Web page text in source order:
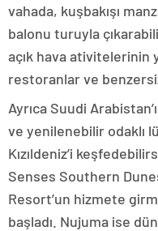
vahada, kuşbakışı
balonu turuyla
açık hava ativitelerinin
restoranlar ve
Ayrıca Suudi
ve yenilenebilir odaklı
Kızıldeniz’i
Senses Southern
Resort’un hizmete
başladı. Nujuma ise